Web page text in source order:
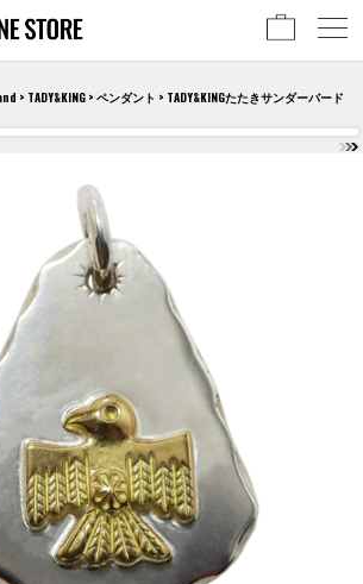
> TADY&KING > ペンダント > TADY&KINGたたきサンダーバード